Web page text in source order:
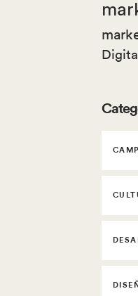
Digital